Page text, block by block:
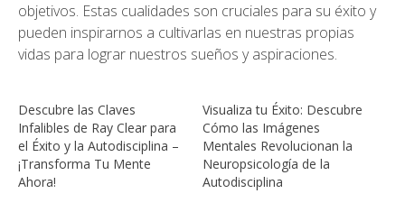
objetivos. Estas cualidades son cruciales para su éxito y
pueden inspirarnos a cultivarlas en nuestras propias
vidas para lograr nuestros sueños y aspiraciones.
Descubre las Claves
Infalibles de Ray Clear para
el Éxito y la Autodisciplina –
¡Transforma Tu Mente
Ahora!
Visualiza tu Éxito: Descubre
Cómo las Imágenes
Mentales Revolucionan la
Neuropsicología de la
Autodisciplina